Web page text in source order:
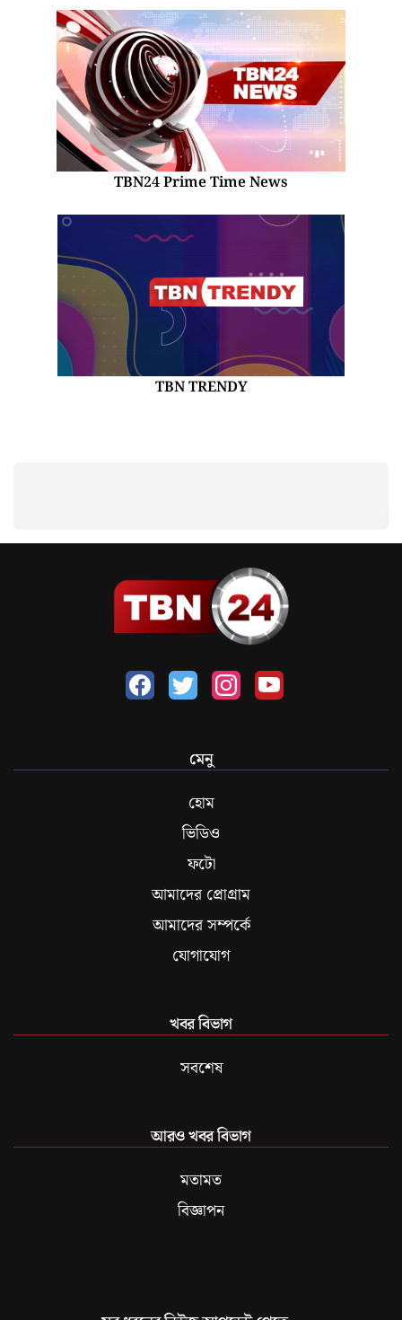
TBN24 Prime Time News
TBN TRENDY
মেনু
হোম
ভিডিও
ফটো
আমাদের প্রোগ্রাম
আমাদের সম্পর্কে
যোগাযোগ
খবর বিভাগ
সবশেষ
আরও খবর বিভাগ
মতামত
বিজ্ঞাপন